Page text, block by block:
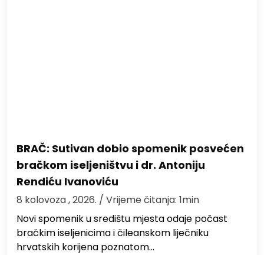
BRAČ: Sutivan dobio spomenik posvećen
bračkom iseljeništvu i dr. Antoniju
Rendiću Ivanoviću
8 kolovoza , 2026. / Vrijeme čitanja: 1min
Novi spomenik u središtu mjesta odaje počast
bračkim iseljenicima i čileanskom liječniku
hrvatskih korijena poznatom…